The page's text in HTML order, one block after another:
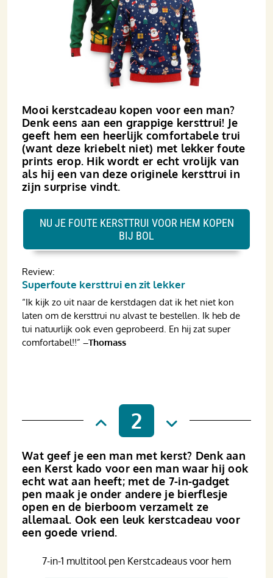
Mooi kerstcadeau kopen voor een man?
Denk eens aan een grappige kersttrui! Je
geeft hem een heerlijk comfortabele trui
(want deze kriebelt niet) met lekker foute
prints erop. Hik wordt er echt vrolijk van
als hij een van deze originele kersttrui in
zijn surprise vindt.
Review:
Superfoute kersttrui en zit lekker
“Ik kijk zo uit naar de kerstdagen dat ik het niet kon
laten om de kersttrui nu alvast te bestellen. Ik heb de
tui natuurlijk ook even geprobeerd. En hij zat super
comfortabel!!” –Thomass
NU JE FOUTE KERSTTRUI VOOR HEM KOPEN
BIJ BOL
2
Wat geef je een man met kerst? Denk aan
een Kerst kado voor een man waar hij ook
echt wat aan heeft; met de 7-in-gadget
pen maak je onder andere je bierflesje
open en de bierboom verzamelt ze
allemaal. Ook een leuk kerstcadeau voor
een goede vriend.
7-in-1 multitool pen Kerstcadeaus voor hem